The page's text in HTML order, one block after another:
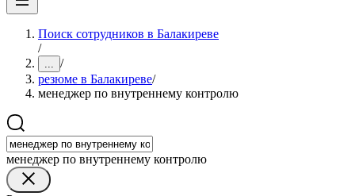
Поиск сотрудников в Балакиреве
/
... /
резюме в Балакиреве/
менеджер по внутреннему контролю
менеджер по внутреннему контролю